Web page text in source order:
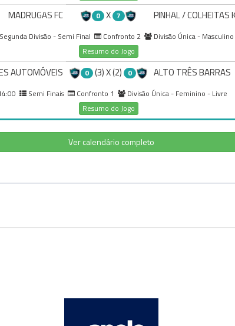
MADRUGAS FC 0 X 7 PINHAL / COLHEITAS
Segunda Divisão - Semi Final Confronto 2
Divisão Única -
Resumo do Jogo
AUTOMÓVEIS 0 (3) X (2) 0 ALTO TRÊS BARRAS
Semi Finais Confronto 1
Divisão Única - Feminino - Livre
Resumo do Jogo
Ver calendário completo